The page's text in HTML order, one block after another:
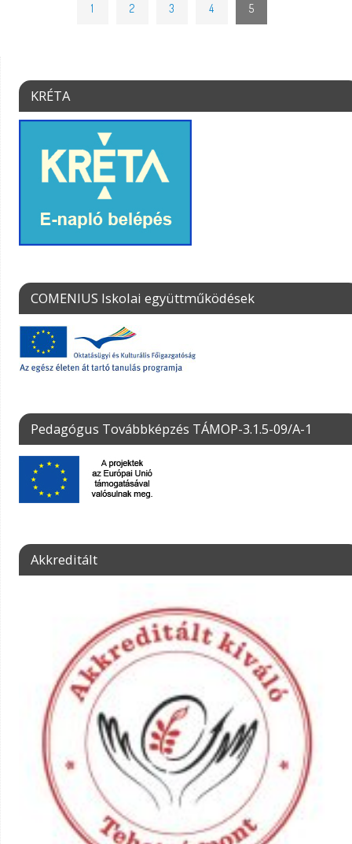
1 2 3 4 5
KRÉTA
COMENIUS Iskolai együttműködések
Pedagógus Továbbképzés TÁMOP-3.1.5-09/A-1
Akkreditált